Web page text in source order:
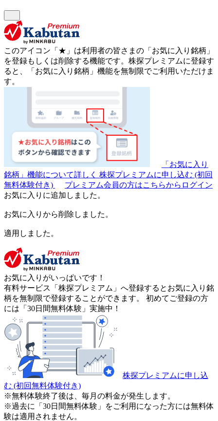
このアイコン 「★」 は利用者の皆さまの 「お気に入り銘柄」
を登録もしくは削除する機能です。 株探プレミアムに登録す
ると、「お気に入り銘柄」機能を無制限でご利用いただけま
す。
「お気に入り
銘柄」機能について詳しく 株探プレミアムに申し込む (初回
無料体験付き)
プレミアム会員の方はこちらからログイン
お気に入りに追加しました。
お気に入りから削除しました。
適用しました。
お気に入りがいっぱいです！
有料サービス「株探プレミアム」へ登録するとお気に入り銘
柄を無制限で登録することができます。 初めてご登録の方
には「30日間無料体験」実施中！
株探プレミアムに申し込
む (初回無料体験付き)
※無料体験終了後は、毎月の料金が発生します。
※過去に「30日間無料体験」をご利用になった方には無料体
験は適用されません。